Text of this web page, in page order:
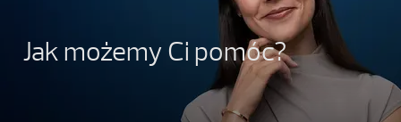
Jak możemy Ci pomóc?